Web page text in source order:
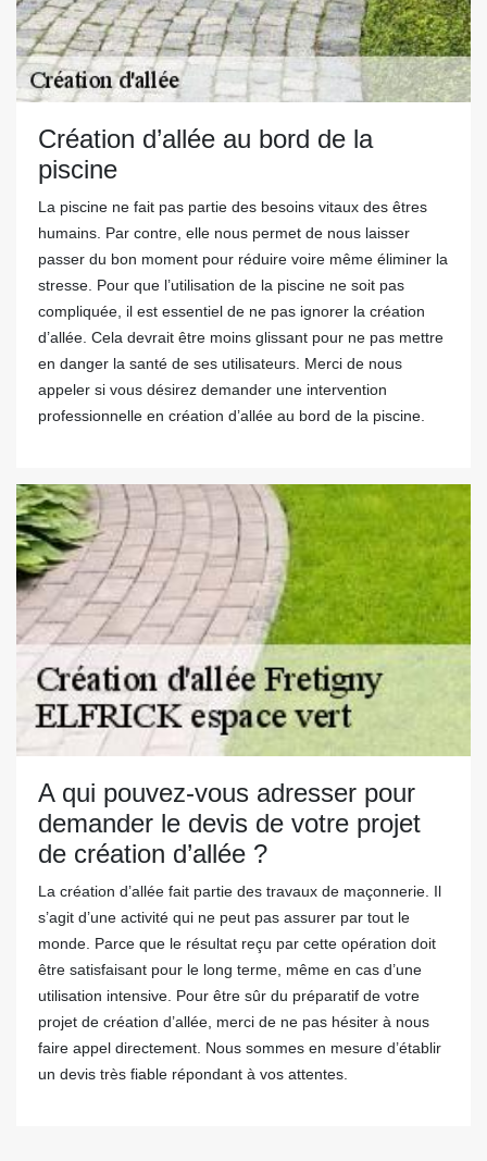
Création d’allée au bord de la
piscine
La piscine ne fait pas partie des besoins vitaux des êtres
humains. Par contre, elle nous permet de nous laisser
passer du bon moment pour réduire voire même éliminer la
stresse. Pour que l’utilisation de la piscine ne soit pas
compliquée, il est essentiel de ne pas ignorer la création
d’allée. Cela devrait être moins glissant pour ne pas mettre
en danger la santé de ses utilisateurs. Merci de nous
appeler si vous désirez demander une intervention
professionnelle en création d’allée au bord de la piscine.
A qui pouvez-vous adresser pour
demander le devis de votre projet
de création d’allée ?
La création d’allée fait partie des travaux de maçonnerie. Il
s’agit d’une activité qui ne peut pas assurer par tout le
monde. Parce que le résultat reçu par cette opération doit
être satisfaisant pour le long terme, même en cas d’une
utilisation intensive. Pour être sûr du préparatif de votre
projet de création d’allée, merci de ne pas hésiter à nous
faire appel directement. Nous sommes en mesure d’établir
un devis très fiable répondant à vos attentes.